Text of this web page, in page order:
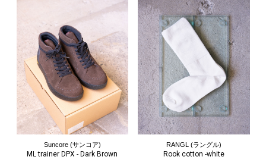
Suncore (サンコア)
ML trainer DPX - Dark Brown
RANGL (ラングル)
Rook cotton -white